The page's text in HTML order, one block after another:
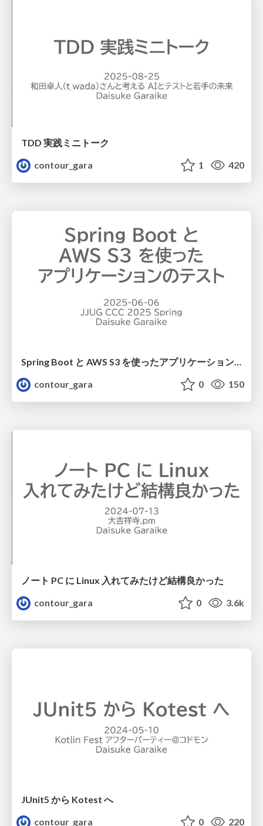
TDD 実践ミニトーク
contour_gara
1 420
Spring Boot と AWS S3 を使ったアプリケーションのテスト
contour_gara
0 150
ノート PC に Linux 入れてみたけど結構良かった
contour_gara
0 3.6k
JUnit5 から Kotest へ
contour_gara
0 220